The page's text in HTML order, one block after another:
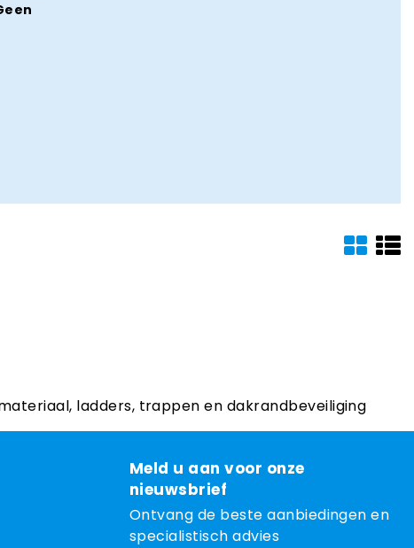
ladders, trappen en dakrandbeveiliging
Meld u aan voor onze
nieuwsbrief
Ontvang de beste aanbiedingen en
specialistisch advies